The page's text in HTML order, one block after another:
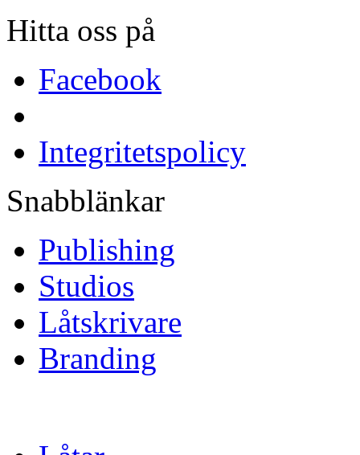
Hitta oss på
Facebook
Integritetspolicy
Snabblänkar
Publishing
Studios
Låtskrivare
Branding